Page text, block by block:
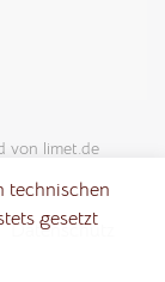
von limet.de
Datenschutz
technischen
gesetzt